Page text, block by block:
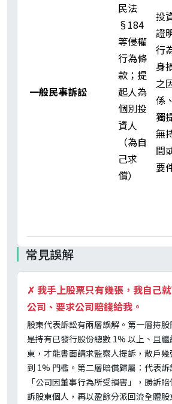
一般民事訴訟
民法
§184
等侵權
行為條
款；提
起人為
個別投
資人
（為自
己求
償）
投
證
行
身
之
係
獨
無
間
要
常見誤解
✗ 我手上股票只有幾張，我自己
公司、要求公司賠錢給我。
股東代表訴訟有兩層誤解。第一層持
是持有已發行股份總數 1% 以上、且
東，才能書面請求監察人提訴，散戶
到 1% 門檻。第二層賠償歸屬：代表
「公司因董事行為所受損害」，勝訴
訴股東個人，再以盈餘分派回流全體